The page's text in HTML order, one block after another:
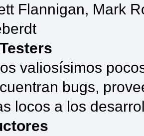
Flannigan, Mark
valiosísimos
bugs,
locos a los